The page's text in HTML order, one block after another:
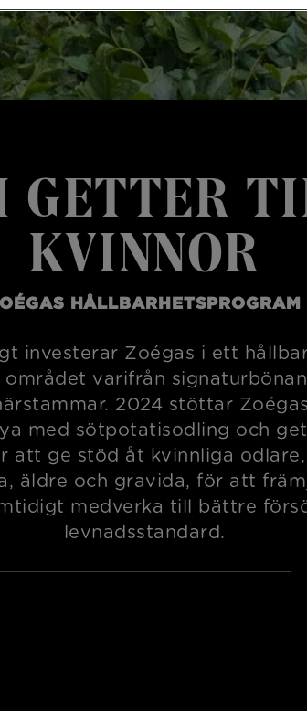
GETTER
KVINNOR
HÅLLBARHETSPROGRAM
investerar Zoégas i ett
varifrån
2024 stöttar
med sötpotatisodling och
att ge stöd åt kvinnliga odlare,
äldre och gravida, för att
medverka till bättre
levnadsstandard.